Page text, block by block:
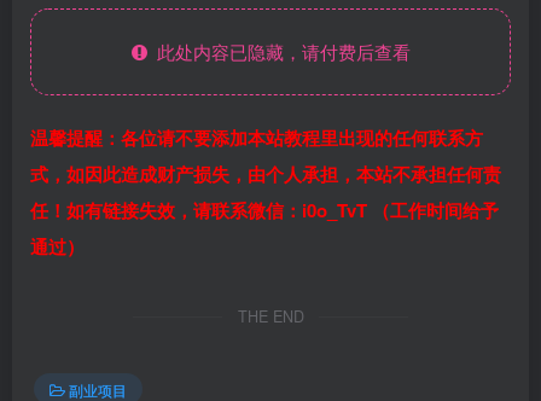
此处内容已隐藏，请付费后查看
温馨提醒：各位请不要添加本站教程里出现的任何联系方
式，如因此造成财产损失，由个人承担，本站不承担任何责
任！如有链接失效，请联系微信：i0o_TvT （工作时间给予
通过）
THE END
副业项目